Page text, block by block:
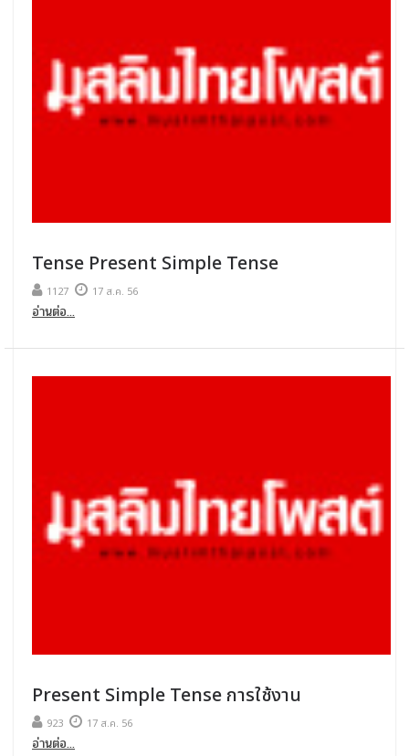
Tense Present Simple Tense
1127 17 ส.ค. 56
อ่านต่อ...
Present Simple Tense การใช้งาน
923 17 ส.ค. 56
อ่านต่อ...